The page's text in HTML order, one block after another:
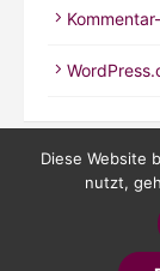
Diese Website
nutzt,